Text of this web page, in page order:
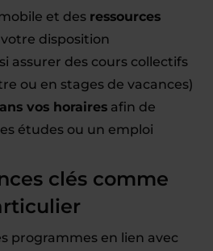
et des ressources
votre disposition
assurer des cours collectifs
ou en stages de vacances)
vos horaires afin de
études ou un emploi
clés comme
programmes en lien avec